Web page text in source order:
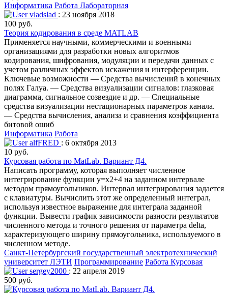
Информатика Работа Лабораторная
vladslad : 23 ноября 2018
100 руб.
Теория кодирования в среде MATLAB
Применяется научными, коммерческими и военными
организациями для разработки новых алгоритмов
кодирования, шифрования, модуляции и передачи данных с
учетом различных эффектов искажения и интерференции.
Ключевые возможности — Средства вычислений в конечных
полях Галуа. — Средства визуализации сигналов: глазковая
диаграмма, сигнальное созвездие и др. — Специальные
средства визуализации нестационарных параметров канала.
— Средства вычисления, анализа и сравнения коэффициента
битовой ошиб
Информатика Работа
alfFRED : 6 октября 2013
10 руб.
Курсовая работа по MatLab. Вариант Д4.
Написать программу, которая выполняет численное
интегрирование функции y=x2+4 на заданном интервале
методом прямоугольников. Интервал интегрирования задается
с клавиатуры. Вычислить этот же определенный интеграл,
используя известное выражение для интеграла заданной
функции. Вывести график зависимости разности результатов
численного метода и точного решения от параметра delta,
характеризующего ширину прямоугольника, используемого в
численном методе.
Санкт-Петербургский государственный электротехнический
университет ЛЭТИ Программирование Работа Курсовая
sergey2000 : 22 апреля 2019
500 руб.